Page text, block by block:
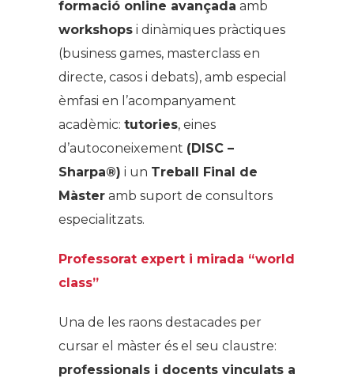
formació online avançada amb
workshops i dinàmiques pràctiques
(business games, masterclass en
directe, casos i debats), amb especial
èmfasi en l’acompanyament
acadèmic: tutories, eines
d’autoconeixement (DISC –
Sharpa®) i un Treball Final de
Màster amb suport de consultors
especialitzats.
Professorat expert i mirada “world
class”
Una de les raons destacades per
cursar el màster és el seu claustre:
professionals i docents vinculats a